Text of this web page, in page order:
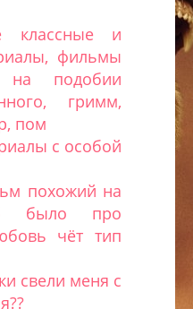
классные и
фильмы
на подобии
гримм,
пом
с особой
похожий на
было про
чёт тип
свели меня с